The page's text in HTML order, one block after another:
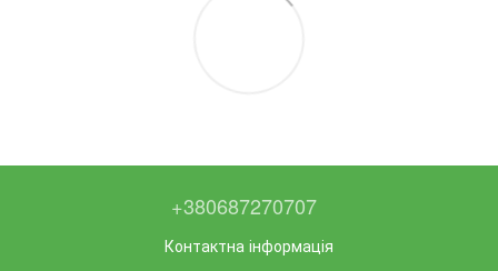
+380687270707
Контактна інформація